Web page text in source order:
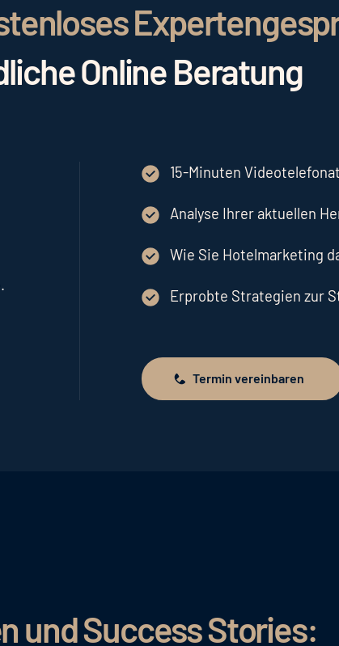
Online Beratung
15-Minuten
Analyse Ihrer aktuellen
Wie Sie Hotelmarketing
Erprobte Strategien zur
Termin vereinbaren
Termin vereinbaren
und Success Stories: